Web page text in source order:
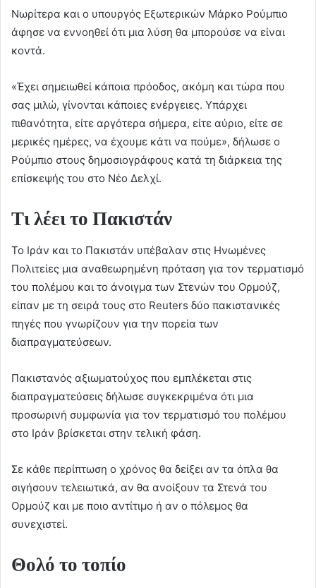
Νωρίτερα και ο υπουργός Εξωτερικών Μάρκο Ρούμπιο
άφησε να εννοηθεί ότι μια λύση θα μπορούσε να είναι
κοντά.
«Έχει σημειωθεί κάποια πρόοδος, ακόμη και τώρα που
σας μιλώ, γίνονται κάποιες ενέργειες. Υπάρχει
πιθανότητα, είτε αργότερα σήμερα, είτε αύριο, είτε σε
μερικές ημέρες, να έχουμε κάτι να πούμε», δήλωσε ο
Ρούμπιο στους δημοσιογράφους κατά τη διάρκεια της
επίσκεψής του στο Νέο Δελχί.
Τι λέει το Πακιστάν
Το Ιράν και το Πακιστάν υπέβαλαν στις Ηνωμένες
Πολιτείες μια αναθεωρημένη πρόταση για τον τερματισμό
του πολέμου και το άνοιγμα των Στενών του Ορμούζ,
είπαν με τη σειρά τους στο Reuters δύο πακιστανικές
πηγές που γνωρίζουν για την πορεία των
διαπραγματεύσεων.
Πακιστανός αξιωματούχος που εμπλέκεται στις
διαπραγματεύσεις δήλωσε συγκεκριμένα ότι μια
προσωρινή συμφωνία για τον τερματισμό του πολέμου
στο Ιράν βρίσκεται στην τελική φάση.
Σε κάθε περίπτωση ο χρόνος θα δείξει αν τα όπλα θα
σιγήσουν τελειωτικά, αν θα ανοίξουν τα Στενά του
Ορμούζ και με ποιο αντίτιμο ή αν ο πόλεμος θα
συνεχιστεί.
Θολό το τοπίο